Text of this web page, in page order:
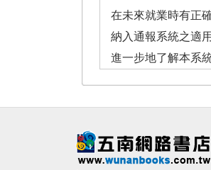
在未來就業時有正
納入通報系統之適
進一步地了解本系